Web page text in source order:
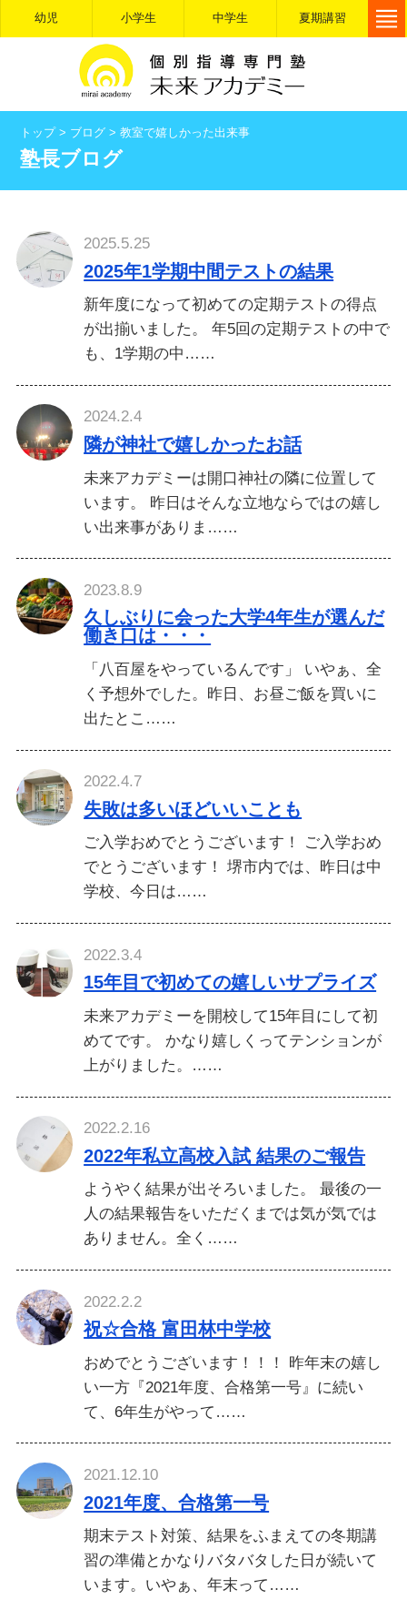
幼児 小学生 中学生 夏期講習
トップ> ブログ >教室で嬉しかった出来事
塾長ブログ
2025.5.25
2025年1学期中間テストの結果
新年度になって初めての定期テストの得点
が出揃いました。 年5回の定期テストの中で
も、1学期の中……
2024.2.4
隣が神社で嬉しかったお話
未来アカデミーは開口神社の隣に位置して
います。 昨日はそんな立地ならではの嬉し
い出来事がありま……
2023.8.9
久しぶりに会った大学4年生が選んだ
働き口は・・・
「八百屋をやっているんです」 いやぁ、全
く予想外でした。昨日、お昼ご飯を買いに
出たとこ……
2022.4.7
失敗は多いほどいいことも
ご入学おめでとうございます！ ご入学おめ
でとうございます！ 堺市内では、昨日は中
学校、今日は……
2022.3.4
15年目で初めての嬉しいサプライズ
未来アカデミーを開校して15年目にして初
めてです。 かなり嬉しくってテンションが
上がりました。……
2022.2.16
2022年私立高校入試 結果のご報告
ようやく結果が出そろいました。 最後の一
人の結果報告をいただくまでは気が気では
ありません。全く……
2022.2.2
祝☆合格 富田林中学校
おめでとうございます！！！ 昨年末の嬉し
い一方『2021年度、合格第一号』に続い
て、6年生がやって……
2021.12.10
2021年度、合格第一号
期末テスト対策、結果をふまえての冬期講
習の準備とかなりバタバタした日が続いて
います。いやぁ、年末って……